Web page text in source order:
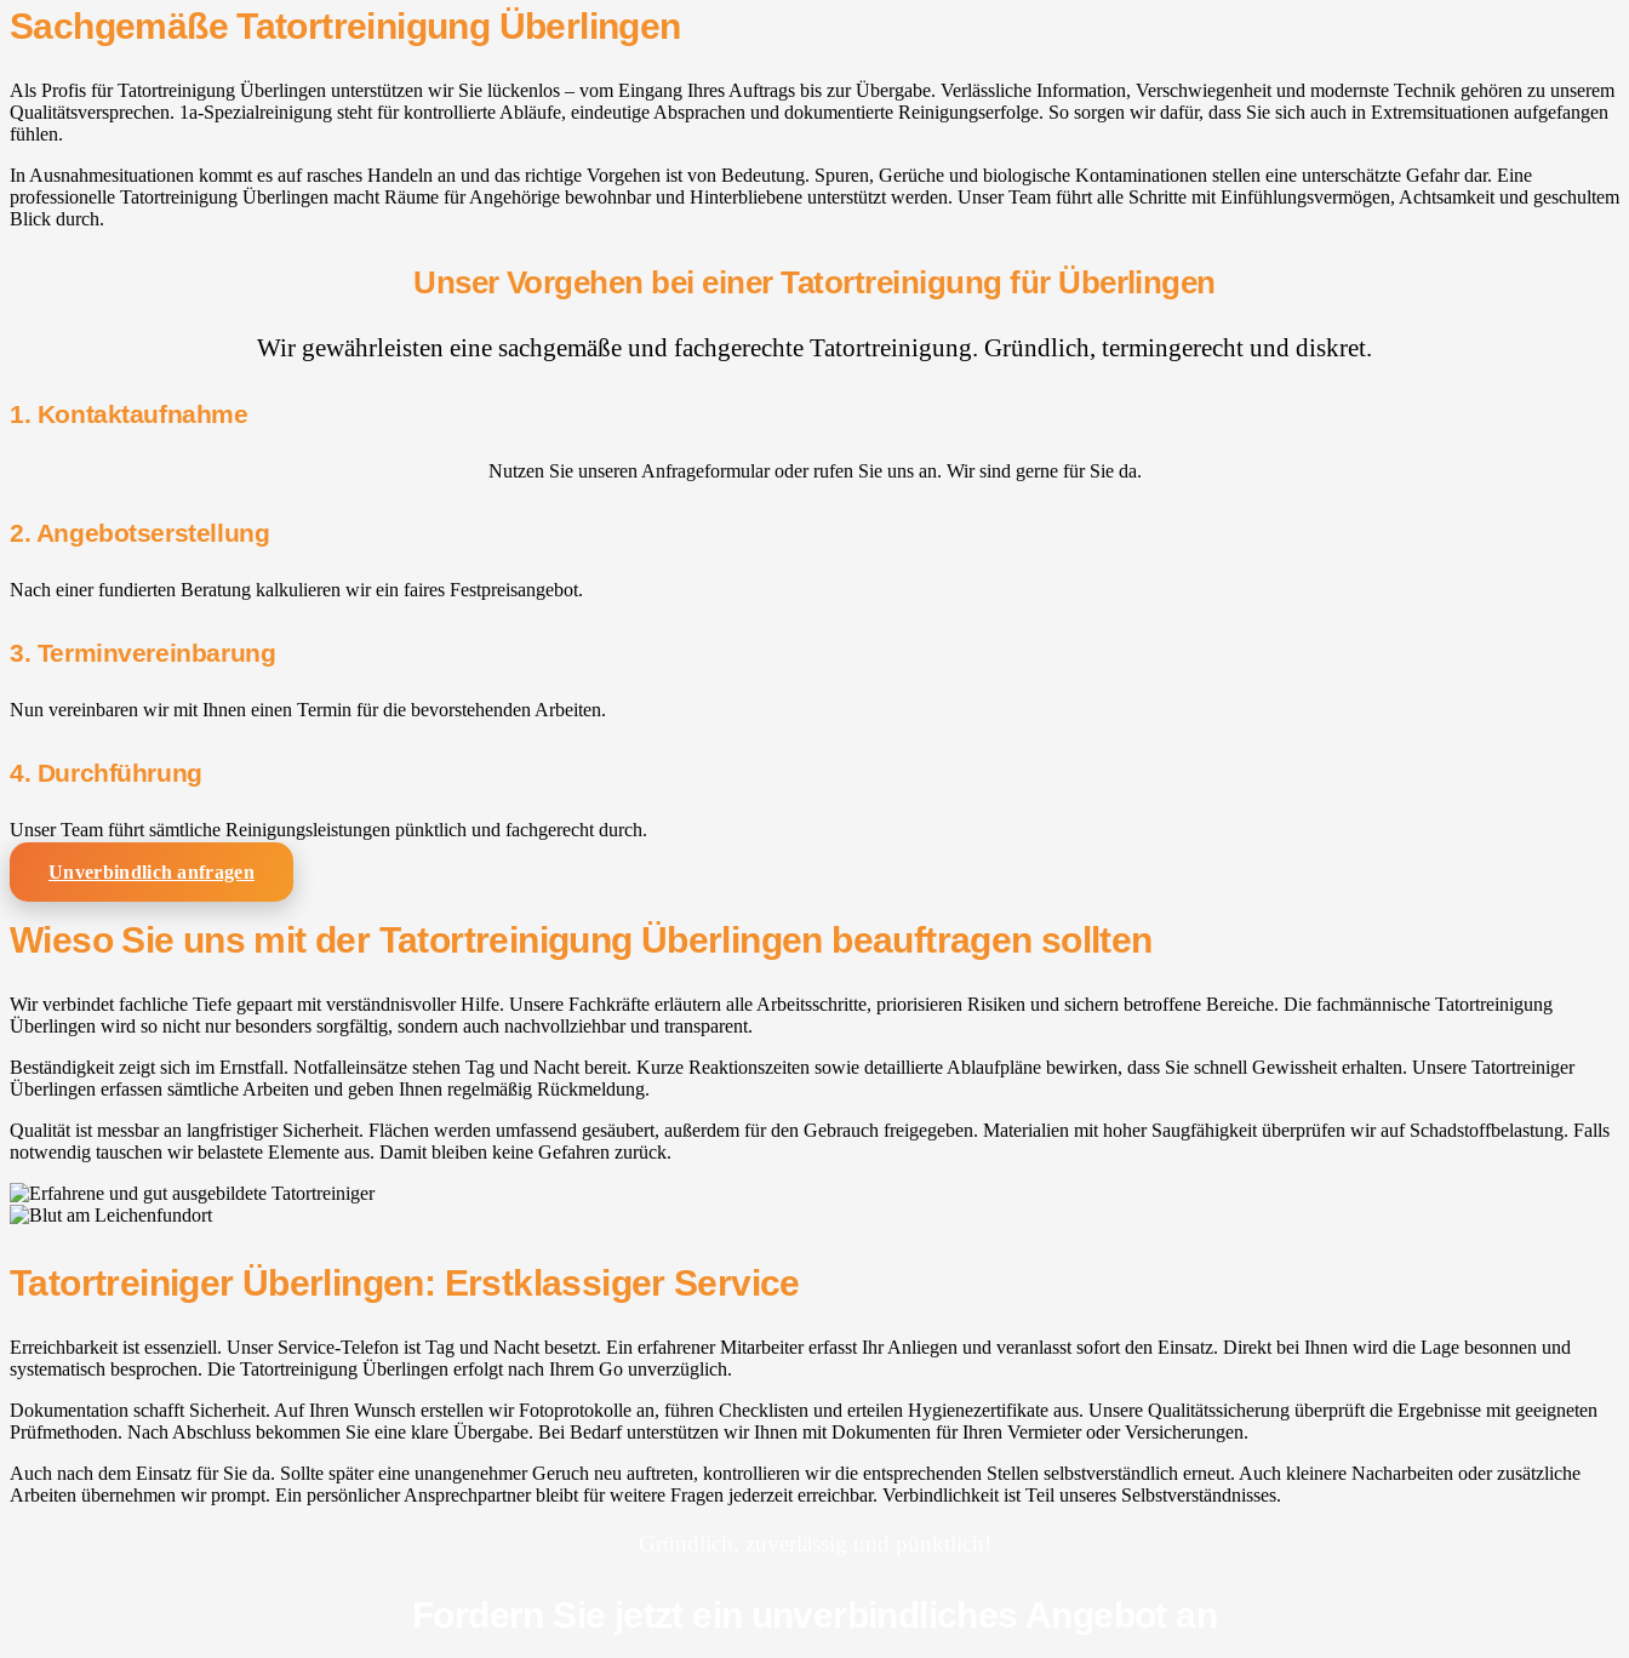
Sachgemäße Tatortreinigung Überlingen
Als Profis für Tatortreinigung Überlingen unterstützen wir Sie lückenlos – vom Eingang Ihres Auftrags bis zur Übergabe. Verlässliche Information, Verschwiegenheit und modernste Technik gehören zu unserem
Qualitätsversprechen. 1a-Spezialreinigung steht für kontrollierte Abläufe, eindeutige Absprachen und dokumentierte Reinigungserfolge. So sorgen wir dafür, dass Sie sich auch in Extremsituationen aufgefangen
fühlen.
In Ausnahmesituationen kommt es auf rasches Handeln an und das richtige Vorgehen ist von Bedeutung. Spuren, Gerüche und biologische Kontaminationen stellen eine unterschätzte Gefahr dar. Eine
professionelle Tatortreinigung Überlingen macht Räume für Angehörige bewohnbar und Hinterbliebene unterstützt werden. Unser Team führt alle Schritte mit Einfühlungsvermögen, Achtsamkeit und geschultem
Blick durch.
Unser Vorgehen bei einer Tatortreinigung für Überlingen
Wir gewährleisten eine sachgemäße und fachgerechte Tatortreinigung. Gründlich, termingerecht und diskret.
1. Kontaktaufnahme
Nutzen Sie unseren Anfrageformular oder rufen Sie uns an. Wir sind gerne für Sie da.
2. Angebotserstellung
Nach einer fundierten Beratung kalkulieren wir ein faires Festpreisangebot.
3. Terminvereinbarung
Nun vereinbaren wir mit Ihnen einen Termin für die bevorstehenden Arbeiten.
4. Durchführung
Unser Team führt sämtliche Reinigungsleistungen pünktlich und fachgerecht durch.
Unverbindlich anfragen
Wieso Sie uns mit der Tatortreinigung Überlingen beauftragen sollten
Wir verbindet fachliche Tiefe gepaart mit verständnisvoller Hilfe. Unsere Fachkräfte erläutern alle Arbeitsschritte, priorisieren Risiken und sichern betroffene Bereiche. Die fachmännische Tatortreinigung
Überlingen wird so nicht nur besonders sorgfältig, sondern auch nachvollziehbar und transparent.
Beständigkeit zeigt sich im Ernstfall. Notfalleinsätze stehen Tag und Nacht bereit. Kurze Reaktionszeiten sowie detaillierte Ablaufpläne bewirken, dass Sie schnell Gewissheit erhalten. Unsere Tatortreiniger
Überlingen erfassen sämtliche Arbeiten und geben Ihnen regelmäßig Rückmeldung.
Qualität ist messbar an langfristiger Sicherheit. Flächen werden umfassend gesäubert, außerdem für den Gebrauch freigegeben. Materialien mit hoher Saugfähigkeit überprüfen wir auf Schadstoffbelastung. Falls
notwendig tauschen wir belastete Elemente aus. Damit bleiben keine Gefahren zurück.
Tatortreiniger Überlingen: Erstklassiger Service
Erreichbarkeit ist essenziell. Unser Service-Telefon ist Tag und Nacht besetzt. Ein erfahrener Mitarbeiter erfasst Ihr Anliegen und veranlasst sofort den Einsatz. Direkt bei Ihnen wird die Lage besonnen und
systematisch besprochen. Die Tatortreinigung Überlingen erfolgt nach Ihrem Go unverzüglich.
Dokumentation schafft Sicherheit. Auf Ihren Wunsch erstellen wir Fotoprotokolle an, führen Checklisten und erteilen Hygienezertifikate aus. Unsere Qualitätssicherung überprüft die Ergebnisse mit geeigneten
Prüfmethoden. Nach Abschluss bekommen Sie eine klare Übergabe. Bei Bedarf unterstützen wir Ihnen mit Dokumenten für Ihren Vermieter oder Versicherungen.
Auch nach dem Einsatz für Sie da. Sollte später eine unangenehmer Geruch neu auftreten, kontrollieren wir die entsprechenden Stellen selbstverständlich erneut. Auch kleinere Nacharbeiten oder zusätzliche
Arbeiten übernehmen wir prompt. Ein persönlicher Ansprechpartner bleibt für weitere Fragen jederzeit erreichbar. Verbindlichkeit ist Teil unseres Selbstverständnisses.